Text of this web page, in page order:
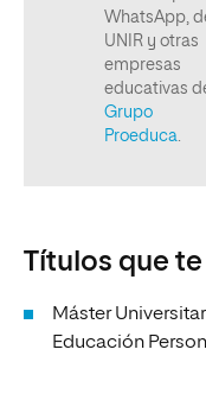
Títulos que
Máster
Educación